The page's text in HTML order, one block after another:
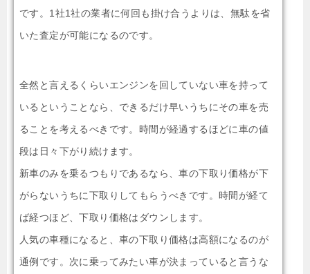
です。1社1社の業者に何回も掛け合うよりは、無駄を省
いた査定が可能になるのです。
全然と言えるくらいエンジンを回していない車を持って
いるということなら、できるだけ早いうちにその車を売
ることを考えるべきです。時間が経過するほどに車の値
段は日々下がり続けます。
新車のみを乗るつもりであるなら、車の下取り価格が下
がらないうちに下取りしてもらうべきです。時間が経て
ば経つほど、下取り価格はダウンします。
人気の車種になると、車の下取り価格は高額になるのが
通例です。次に乗ってみたい車が決まっていると言うな